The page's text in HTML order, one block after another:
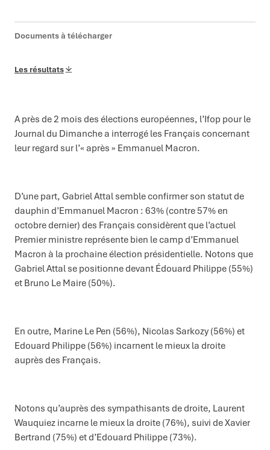
Documents à télécharger
Les résultats
A près de 2 mois des élections européennes, l’Ifop pour le
Journal du Dimanche a interrogé les Français concernant
leur regard sur l’« après » Emmanuel Macron.
D’une part, Gabriel Attal semble confirmer son statut de
dauphin d’Emmanuel Macron : 63% (contre 57% en
octobre dernier) des Français considèrent que l’actuel
Premier ministre représente bien le camp d’Emmanuel
Macron à la prochaine élection présidentielle. Notons que
Gabriel Attal se positionne devant Édouard Philippe (55%)
et Bruno Le Maire (50%).
En outre, Marine Le Pen (56%), Nicolas Sarkozy (56%) et
Edouard Philippe (56%) incarnent le mieux la droite
auprès des Français.
Notons qu’auprès des sympathisants de droite, Laurent
Wauquiez incarne le mieux la droite (76%), suivi de Xavier
Bertrand (75%) et d’Edouard Philippe (73%).